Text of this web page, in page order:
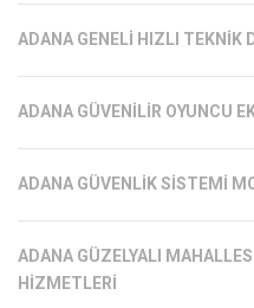
ADANA GENELI HIZLI TEKNIK
ADANA GÜVENILIR OYUNCU
ADANA GÜVENLIK SISTEMI
ADANA GÜZELYALI
HIZMETLERI